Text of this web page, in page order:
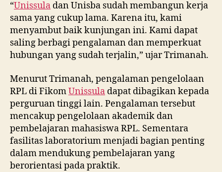
“Unissula dan Unisba sudah membangun kerja
sama yang cukup lama. Karena itu, kami
menyambut baik kunjungan ini. Kami dapat
saling berbagi pengalaman dan memperkuat
hubungan yang sudah terjalin,” ujar Trimanah.
Menurut Trimanah, pengalaman pengelolaan
RPL di FikomUnissula dapat dibagikan kepada
perguruan tinggi lain. Pengalaman tersebut
mencakup pengelolaan akademik dan
pembelajaran mahasiswa RPL. Sementara
fasilitas laboratorium menjadi bagian penting
dalam mendukung pembelajaran yang
berorientasi pada praktik.